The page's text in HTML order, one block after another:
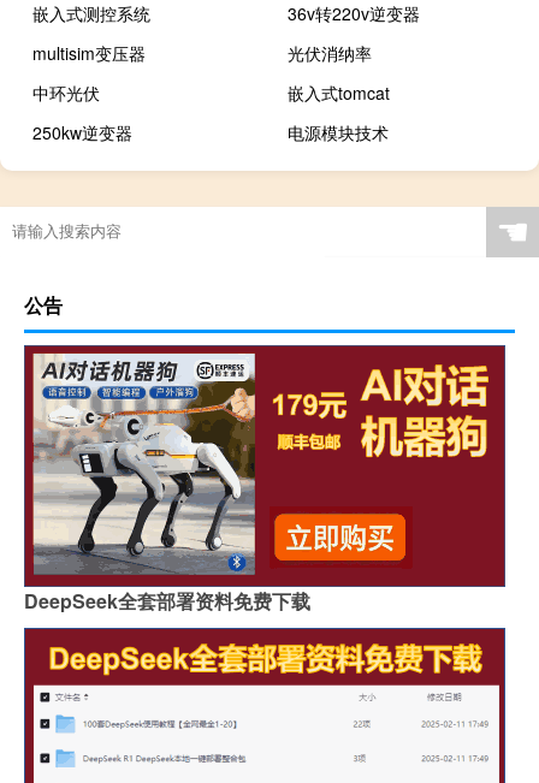
嵌入式测控系统
36v转220v逆变器
multisim变压器
光伏消纳率
中环光伏
嵌入式tomcat
250kw逆变器
电源模块技术
☚
公告
DeepSeek全套部署资料免费下载